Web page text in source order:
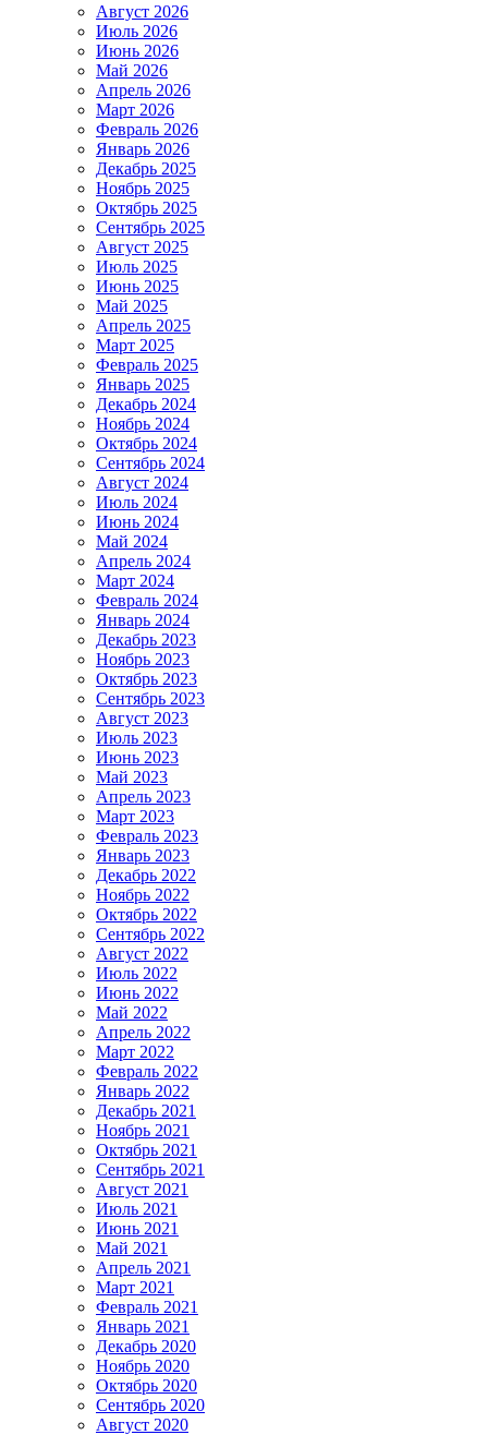
Август 2026
Июль 2026
Июнь 2026
Май 2026
Апрель 2026
Март 2026
Февраль 2026
Январь 2026
Декабрь 2025
Ноябрь 2025
Октябрь 2025
Сентябрь 2025
Август 2025
Июль 2025
Июнь 2025
Май 2025
Апрель 2025
Март 2025
Февраль 2025
Январь 2025
Декабрь 2024
Ноябрь 2024
Октябрь 2024
Сентябрь 2024
Август 2024
Июль 2024
Июнь 2024
Май 2024
Апрель 2024
Март 2024
Февраль 2024
Январь 2024
Декабрь 2023
Ноябрь 2023
Октябрь 2023
Сентябрь 2023
Август 2023
Июль 2023
Июнь 2023
Май 2023
Апрель 2023
Март 2023
Февраль 2023
Январь 2023
Декабрь 2022
Ноябрь 2022
Октябрь 2022
Сентябрь 2022
Август 2022
Июль 2022
Июнь 2022
Май 2022
Апрель 2022
Март 2022
Февраль 2022
Январь 2022
Декабрь 2021
Ноябрь 2021
Октябрь 2021
Сентябрь 2021
Август 2021
Июль 2021
Июнь 2021
Май 2021
Апрель 2021
Март 2021
Февраль 2021
Январь 2021
Декабрь 2020
Ноябрь 2020
Октябрь 2020
Сентябрь 2020
Август 2020